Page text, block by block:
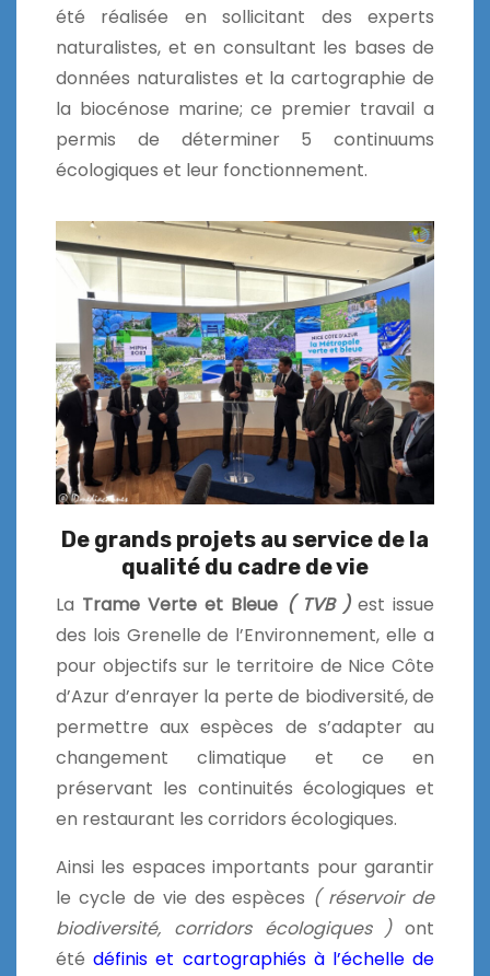
été réalisée en sollicitant des experts
naturalistes, et en consultant les bases de
données naturalistes et la cartographie de
la biocénose marine; ce premier travail a
permis de déterminer 5 continuums
écologiques et leur fonctionnement.
De grands projets au service de la
qualité du cadre de vie
La Trame Verte et Bleue ( TVB )est issue
des lois Grenelle de l’Environnement, elle a
pour objectifs sur le territoire de Nice Côte
d’Azur d’enrayer la perte de biodiversité, de
permettre aux espèces de s’adapter au
changement climatique et ce en
préservant les continuités écologiques et
en restaurant les corridors écologiques.
Ainsi les espaces importants pour garantir
le cycle de vie des espèces ( réservoir de
biodiversité, corridors écologiques )ont
étédéfinis et cartographiés à l’échelle de